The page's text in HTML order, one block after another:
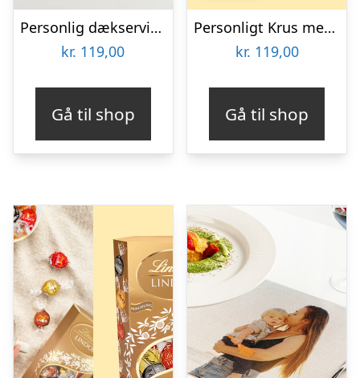
Personlig dækserviet med Billede – Multiface
kr. 119,00
Gå til shop
Personligt Krus med Positiv Bedømmelse
kr. 119,00
Gå til shop